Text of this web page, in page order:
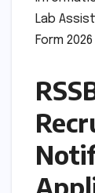
Lab
Form